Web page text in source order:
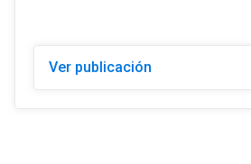
Ver publicación